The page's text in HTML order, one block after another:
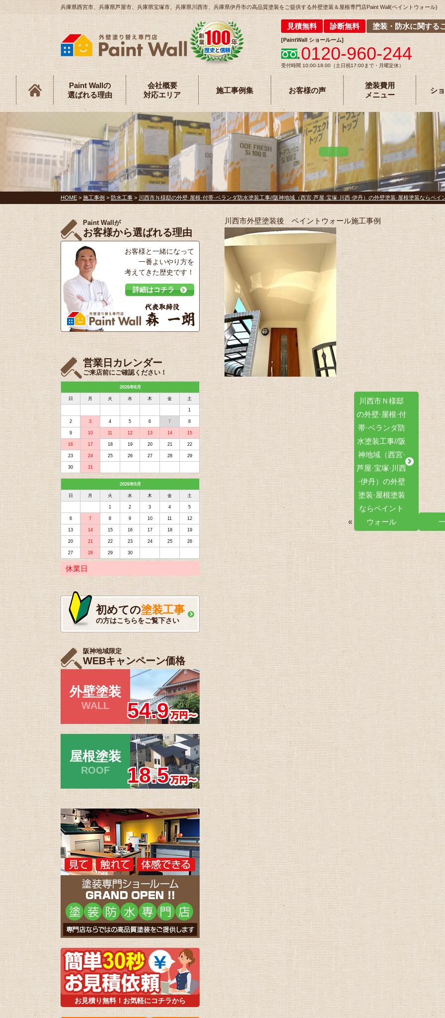
兵庫県西宮市、兵庫県芦屋市、兵庫県宝塚市、兵庫県川西市、兵庫県伊丹市の高品質塗装をご提供する外壁塗装＆屋根専門店Paint Wall(ペイントウォール)
見積無料 診断無料 塗装・防水に関する
[PaintWallショールーム]
0120-960-244
受付時間 10:00-18:00（土日祝17:00まで・月曜定休）
Paint Wallの
選ばれる理由
会社概要
対応エリア
施工事例集 お客様の声
塗装費用
メニュー
シ
HOME > 施工事例 > 防水工事 > 川西市Ｎ様邸の外壁·屋根·付帯·ベランダ防水塗装工事//阪神地域（西宮·芦屋·宝塚·川西·伊丹）の外壁塗装·屋根塗装ならペイ
川西市外壁塗装後 ペイントウォール施工事例
«
川西市Ｎ様邸
の外壁·屋根·付
帯·ベランダ防
水塗装工事//阪
神地域（西宮·
芦屋·宝塚·川西
·伊丹）の外壁
塗装·屋根塗装
ならペイント
ウォール
Paint Wallが
お客様から選ばれる理由
お客様と一緒になって
一番よいやり方を
考えてきた歴史です！
詳細はコチラ
営業日カレンダー
ご来店前にご確認ください！
2026年8月
日 月 火 水 木 金 土
1
2 3 4 5 6 7 8
9 10 11 12 13 14 15
16 17 18 19 20 21 22
23 24 25 26 27 28 29
30 31
2026年9月
日 月 火 水 木 金 土
1 2 3 4 5
6 7 8 9 10 11 12
13 14 15 16 17 18 19
20 21 22 23 24 25 26
27 28 29 30
休業日
初めての塗装工事
の方はこちらをご覧下さい
阪神地域限定
WEBキャンペーン価格
外壁塗装
WALL 54.9
屋根塗装
ROOF 18.5
お見積り無料！お気軽にコチラから